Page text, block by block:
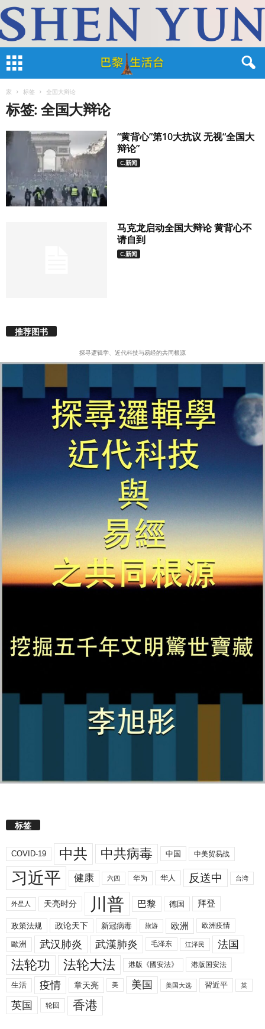
家 标签 全国大辩论
标签: 全国大辩论
“黄背心”第10大抗议 无视“全国大
辩论”
C.新闻
马克龙启动全国大辩论 黄背心不
请自到
C.新闻
推荐图书
探寻逻辑学、近代科技与易经的共同根源
标签
COVID-19 中共 中共病毒 中国 中美贸易战
习近平 健康 六四 华为 华人 反送中 台湾
外星人 天亮时分 川普 巴黎 德国 拜登
政策法规 政论天下 新冠病毒 旅游 欧洲 欧洲疫情
歐洲 武汉肺炎 武漢肺炎 毛泽东 江泽民 法国
法轮功 法轮大法 港版《國安法》 港版国安法
生活 疫情 章天亮 美 美国 美国大选 習近平 英
英国 轮回 香港